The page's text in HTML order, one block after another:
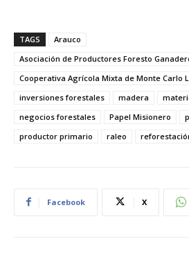
TAGS
Arauco
Asociación de Productores Foresto
Cooperativa Agrícola Mixta de Monte Carlo
inversiones forestales
madera
negocios forestales
Papel Misionero
productor primario
raleo
Facebook X